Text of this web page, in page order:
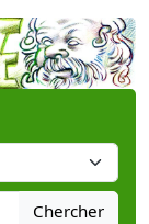
Chercher